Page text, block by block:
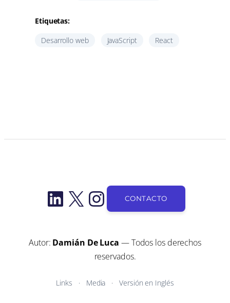
Etiquetas:
Desarrollo web JavaScript React
LinkedIn
X Instagram
CONTACTO
Autor: Damián De Luca — Todos los derechos
reservados.
Links Media Versión en Inglés